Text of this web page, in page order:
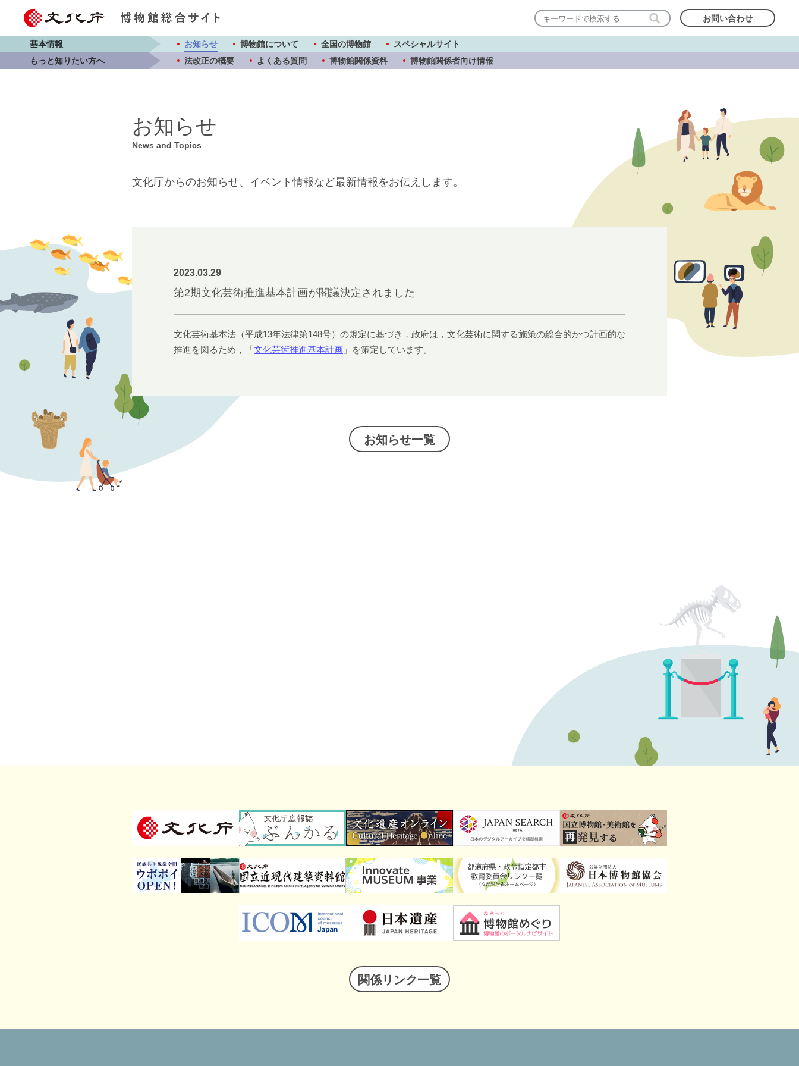
お問い合わせ
基本情報 お知らせ 博物館について 全国の博物館
スペシャルサイト
もっと知りたい方へ
法改正の概要 よくある質問 博物館関係資料 博物館関係者向け情報
お知らせ
News and Topics
文化庁からのお知らせ、イベント情報など最新情報をお伝えします。
2023.03.29
第2期文化芸術推進基本計画が閣議決定されました
文化芸術基本法（平成13年法律第148号）の規定に基づき，政府は，文化芸術に関する施策の総合的かつ計画的な
推進を図るため，「文化芸術推進基本計画 」を策定しています。
お知らせ一覧
関係リンク一覧